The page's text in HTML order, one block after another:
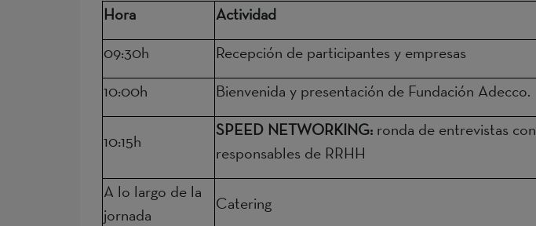
Hora
Actividad
09:30h
Recepción de participantes y empresas
10:00h
Bienvenida y presentación de Fundación Adecco.
10:15h
SPEED NETWORKING: ronda de entrevistas con
responsables de RRHH
A lo largo de la
jornada
Catering